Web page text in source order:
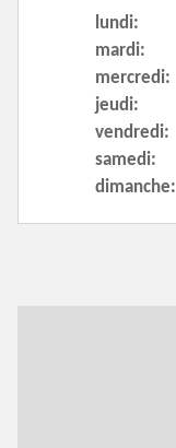
lundi:
mardi:
mercredi:
jeudi:
vendredi:
samedi:
dimanche: